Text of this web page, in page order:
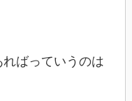
ばっていうのは